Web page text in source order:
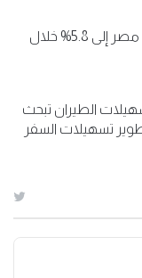
تراجع معدل البطالة في مصر إلى 5.8% خلال
الطيران تبحث
تسهيلات السفر